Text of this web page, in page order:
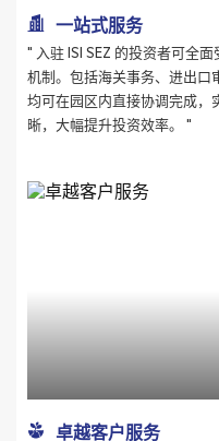
一站式服务
" 入驻 ISI SEZ 的投资者可全
机制。包括海关事务、进出口
均可在园区内直接协调完成，
晰，大幅提升投资效率。 "
卓越客户服务